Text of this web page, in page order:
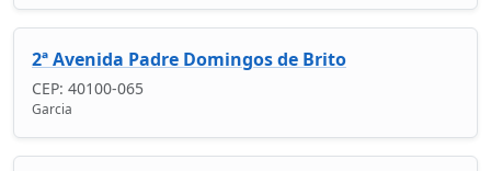
2ª Avenida Padre Domingos de Brito
CEP: 40100-065
Garcia